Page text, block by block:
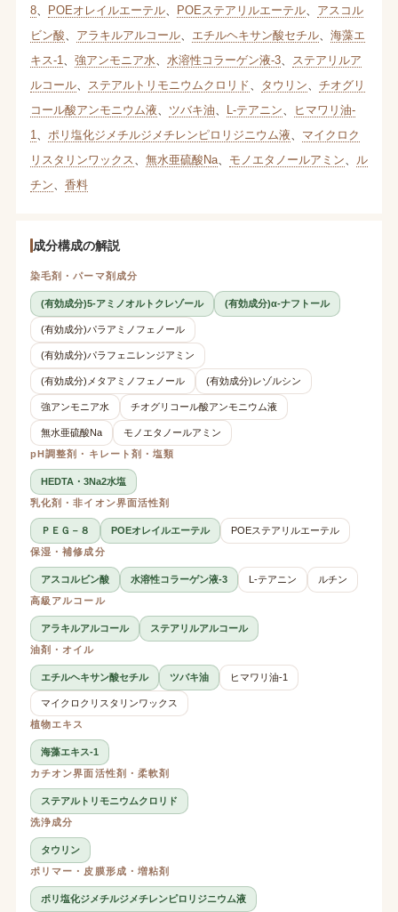
8、 POEオレイルエーテル、 POEステアリルエーテル、 アスコル
ビン酸
アラキルアルコール、 エチルヘキサン酸セチル、 海藻エ
キス-1
強アンモニア水 水溶性コラーゲン液-3、
ステアリルア
ルコール、 ステアルトリモニウムクロリド タウリン
チオグリ
コール酸アンモニウム液
ツバキ油 L-テアニン
ヒマワリ油-
1
ポリ塩化ジメチルジメチレンピロリジニウム液
マイクロク
リスタリンワックス
無水亜硫酸Na、 モノエタノールアミン
ル
チン
香料
成分構成の解説
染毛剤・パーマ剤成分
(有効成分)5-アミノオルトクレゾール (有効成分)α-ナフトール
(有効成分)パラアミノフェノール
(有効成分)パラフェニレンジアミン
(有効成分)メタアミノフェノール (有効成分)レゾルシン
強アンモニア水 チオグリコール酸アンモニウム液
無水亜硫酸Na
モノエタノールアミン
pH調整剤・キレート剤・塩類
HEDTA・3Na2水塩
乳化剤・非イオン界面活性剤
ＰＥＧ－８ POEオレイルエーテル
POEステアリルエーテル
保湿・補修成分
アスコルビン酸 水溶性コラーゲン液-3 L-テアニン
ルチン
高級アルコール
アラキルアルコール
ステアリルアルコール
油剤・オイル
エチルヘキサン酸セチル ツバキ油 ヒマワリ油-1
マイクロクリスタリンワックス
植物エキス
海藻エキス-1
カチオン界面活性剤・柔軟剤
ステアルトリモニウムクロリド
洗浄成分
タウリン
ポリマー・皮膜形成・増粘剤
ポリ塩化ジメチルジメチレンピロリジニウム液